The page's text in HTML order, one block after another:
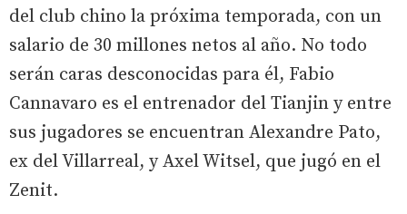
del club chino la próxima temporada, con un
salario de 30 millones netos al año. No todo
serán caras desconocidas para él, Fabio
Cannavaro es el entrenador del Tianjin y entre
sus jugadores se encuentran Alexandre Pato,
ex del Villarreal, y Axel Witsel, que jugó en el
Zenit.